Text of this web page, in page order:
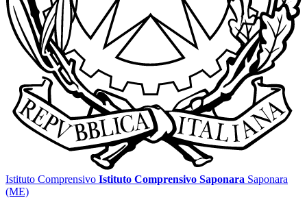
Istituto Comprensivo Istituto Comprensivo Saponara Saponara
(ME)